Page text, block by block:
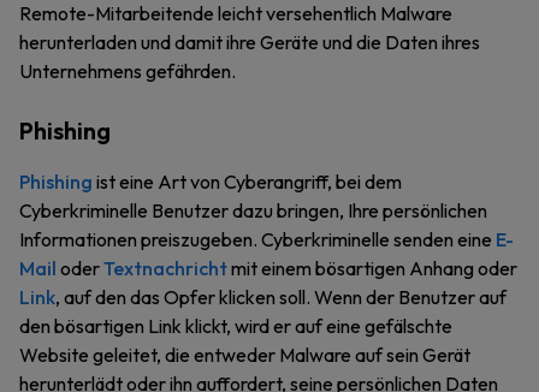
Remote-Mitarbeitende leicht versehentlich Malware
herunterladen und damit ihre Geräte und die Daten ihres
Unternehmens gefährden.
Phishing
Phishing ist eine Art von Cyberangriff, bei dem
Cyberkriminelle Benutzer dazu bringen, Ihre persönlichen
Informationen preiszugeben. Cyberkriminelle senden eine E-
Mail oderTextnachrichtmit einem bösartigen Anhang oder
Link, auf den das Opfer klicken soll. Wenn der Benutzer auf
den bösartigen Link klickt, wird er auf eine gefälschte
Website geleitet, die entweder Malware auf sein Gerät
herunterlädt oder ihn auffordert, seine persönlichen Daten